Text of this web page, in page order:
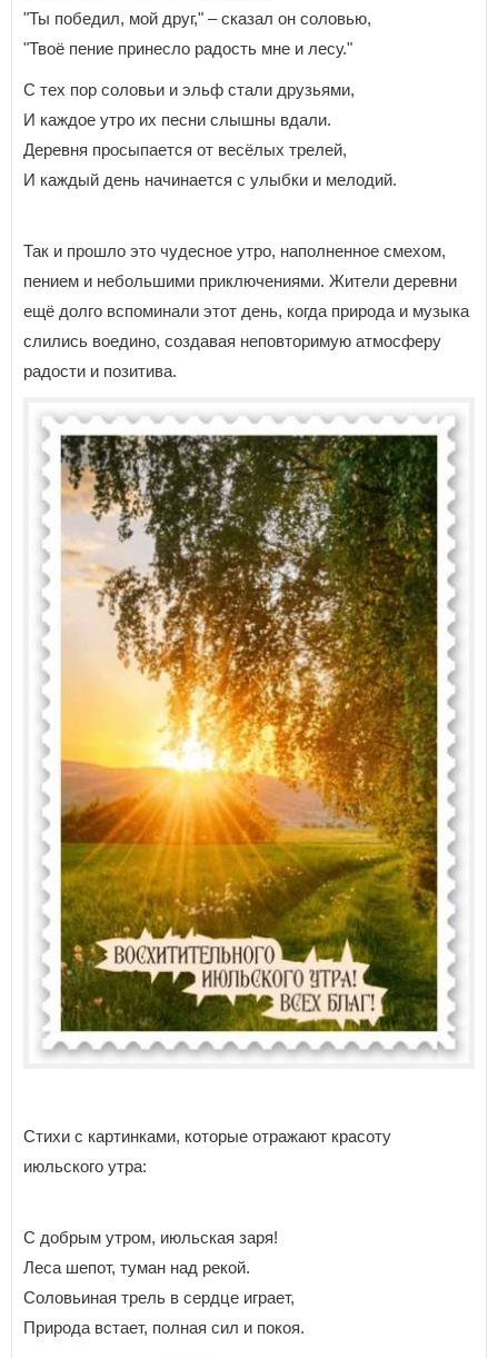
"Ты победил, мой друг," – сказал он соловью,
"Твоё пение принесло радость мне и лесу."
С тех пор соловьи и эльф стали друзьями,
И каждое утро их песни слышны вдали.
Деревня просыпается от весёлых трелей,
И каждый день начинается с улыбки и мелодий.
Так и прошло это чудесное утро, наполненное смехом,
пением и небольшими приключениями. Жители деревни
ещё долго вспоминали этот день, когда природа и музыка
слились воедино, создавая неповторимую атмосферу
радости и позитива.
Стихи с картинками, которые отражают красоту
июльского утра:
С добрым утром, июльская заря!
Леса шепот, туман над рекой.
Соловьиная трель в сердце играет,
Природа встает, полная сил и покоя.